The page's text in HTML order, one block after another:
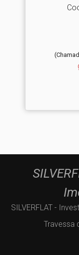
SILVERFLAT -
Travessa